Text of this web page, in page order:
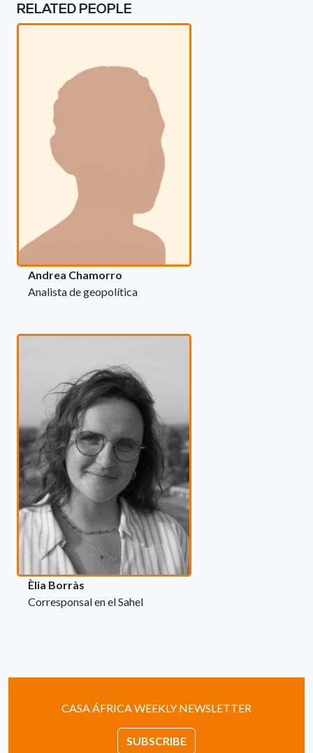
RELATED PEOPLE
Andrea Chamorro
Analista de geopolítica
Èlia Borràs
Corresponsal en el Sahel
CASA ÁFRICA WEEKLY NEWSLETTER
SUBSCRIBE